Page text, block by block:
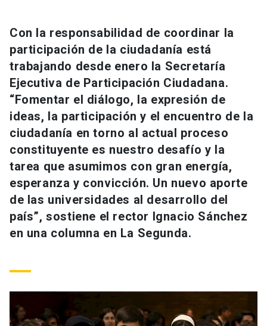
Vinculación
Universidad
Información para keyboard_arrow_down
Futuros estudiantes
Estudiantes
Académicos
Personal
Padres y familia
Go to english site launch
ACCESOS DIRECTOS
Admisión launch
Mi Cuenta UC launch
Correo UC launch
Donaciones launch
Con la responsabilidad de coordinar la
participación de la ciudadanía está
trabajando desde enero la Secretaría
Ejecutiva de Participación Ciudadana.
“Fomentar el diálogo, la expresión de
ideas, la participación y el encuentro de la
ciudadanía en torno al actual proceso
constituyente es nuestro desafío y la
tarea que asumimos con gran energía,
esperanza y convicción. Un nuevo aporte
de las universidades al desarrollo del
país”, sostiene el rector Ignacio Sánchez
en una columna en La Segunda.